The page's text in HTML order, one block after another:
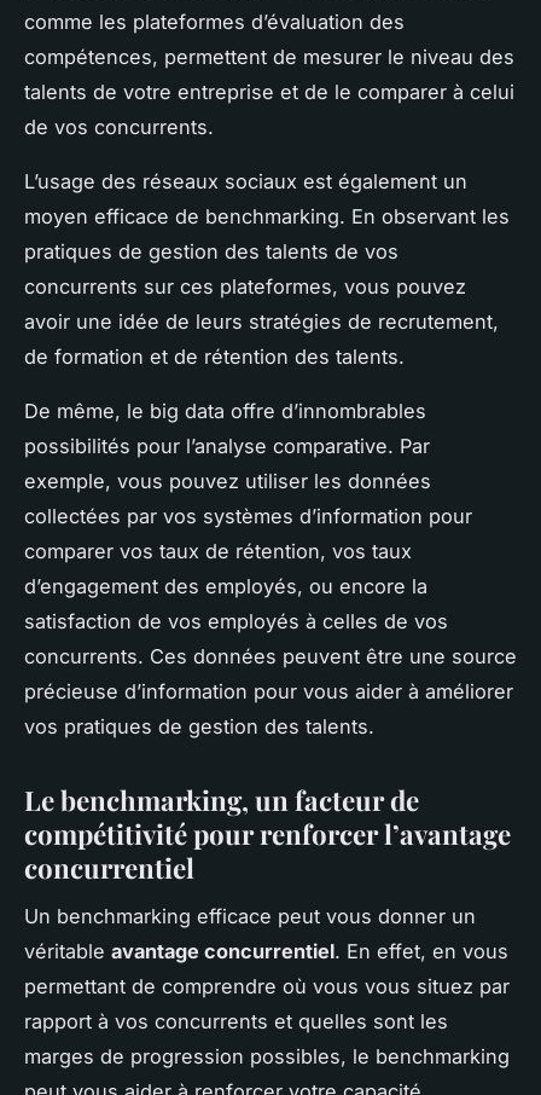
comme les plateformes d’évaluation des
compétences, permettent de mesurer le niveau des
talents de votre entreprise et de le comparer à celui
de vos concurrents.
L’usage des réseaux sociaux est également un
moyen efficace de benchmarking. En observant les
pratiques de gestion des talents de vos
concurrents sur ces plateformes, vous pouvez
avoir une idée de leurs stratégies de recrutement,
de formation et de rétention des talents.
De même, le big data offre d’innombrables
possibilités pour l’analyse comparative. Par
exemple, vous pouvez utiliser les données
collectées par vos systèmes d’information pour
comparer vos taux de rétention, vos taux
d’engagement des employés, ou encore la
satisfaction de vos employés à celles de vos
concurrents. Ces données peuvent être une source
précieuse d’information pour vous aider à améliorer
vos pratiques de gestion des talents.
Le benchmarking, un facteur de
compétitivité pour renforcer l’avantage
concurrentiel
Un benchmarking efficace peut vous donner un
véritable avantage concurrentiel. En effet, en vous
permettant de comprendre où vous vous situez par
rapport à vos concurrents et quelles sont les
marges de progression possibles, le benchmarking